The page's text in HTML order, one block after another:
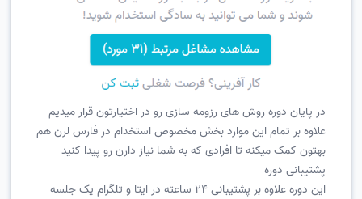
در پایان دوره روش های رزومه سازی رو در اختیارتون قرار میدیم
علاوه بر تمام این موارد بخش مخصوص استخدام در فارس لرن هم
بهتون کمک میکنه تا افرادی که به شما نیاز دارن رو پیدا کنید
پشتیبانی دوره
این دوره علاوه بر پشتیبانی 24 ساعته در ایتا و تلگرام یک جلسه